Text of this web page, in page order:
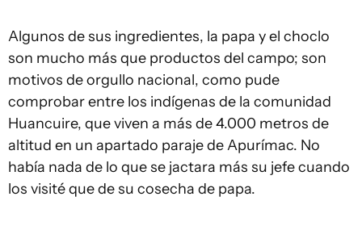
Algunos de sus ingredientes, la papa y el choclo
son mucho más que productos del campo; son
motivos de orgullo nacional, como pude
comprobar entre los indígenas de la comunidad
Huancuire, que viven a más de 4.000 metros de
altitud en un apartado paraje de Apurímac. No
había nada de lo que se jactara más su jefe cuando
los visité que de su cosecha de papa.